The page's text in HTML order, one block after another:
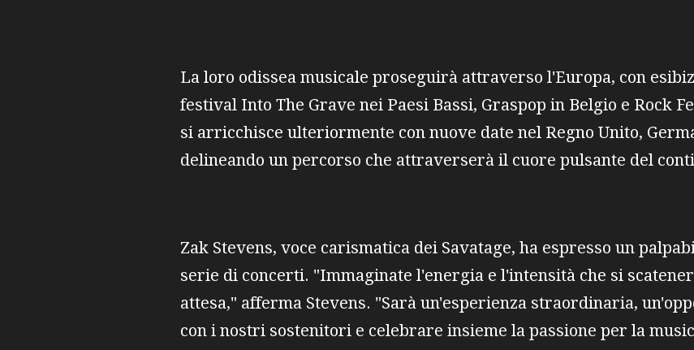
La loro odissea musicale proseguirà attraverso l'Europa, con
festival Into The Grave nei Paesi Bassi, Graspop in Belgio e Rock
si arricchisce ulteriormente con nuove date nel Regno Unito,
delineando un percorso che attraverserà il cuore pulsante del
Zak Stevens, voce carismatica dei Savatage, ha espresso un
serie di concerti. "Immaginate l'energia e l'intensità che si
attesa," afferma Stevens. "Sarà un'esperienza straordinaria,
con i nostri sostenitori e celebrare insieme la passione per la